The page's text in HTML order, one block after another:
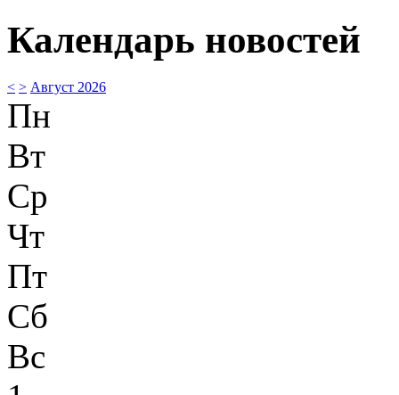
Календарь новостей
< > Август 2026
Пн
Вт
Ср
Чт
Пт
Сб
Вс